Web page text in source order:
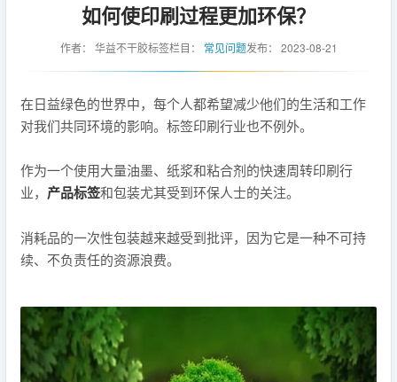
如何使印刷过程更加环保？
作者： 华益不干胶标签栏目： 常见问题发布： 2023-08-21
在日益绿色的世界中，每个人都希望减少他们的生活和工作
对我们共同环境的影响。标签印刷行业也不例外。
作为一个使用大量油墨、纸浆和粘合剂的快速周转印刷行
业， 产品标签和包装尤其受到环保人士的关注。
消耗品的一次性包装越来越受到批评，因为它是一种不可持
续、不负责任的资源浪费。